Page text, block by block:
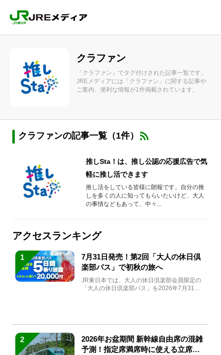
クラファン
「クラファン」でタグ付けされた記事一覧です。
JREメディアには「クラファン」に関する記事や
ご案内、便利な情報が1件掲載されています。
クラファンの記事一覧（1件）
推しSta！は、推し公認の応援広告で気
軽に推し活できます
推し活をしている皆様に朗報です。自分の推
しを多くの人に知ってもらいたいけど、大人
の事情などもあって、中々...
アクセスランキング
1
7月31日発売！第2回「大人の休日倶
楽部パス」で初秋の旅へ
JR東日本では、大人の休日倶楽部会員限定の
「大人の休日倶楽部パス」を2026年7月31日
2
2026年お盆期間 新幹線自由席の混雑
予測！指定席満席時に使える立席特